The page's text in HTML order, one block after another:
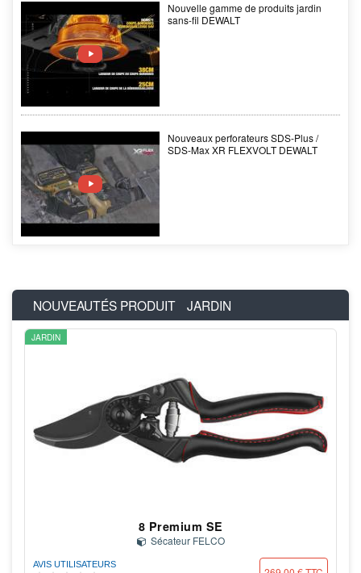
Nouvelle gamme de produits jardin
sans-fil DEWALT
Nouveaux perforateurs SDS-Plus /
SDS-Max XR FLEXVOLT DEWALT
NOUVEAUTÉS PRODUIT JARDIN
JARDIN
8 Premium SE
Sécateur FELCO
AVIS UTILISATEURS